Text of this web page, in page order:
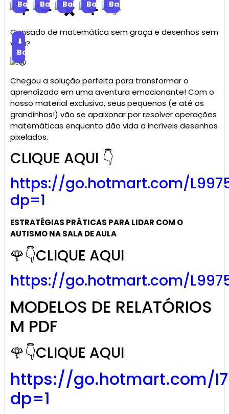
BaixarBaixarBaixarBaixarBaixar
Cansado de matemática sem graça e desenhos sem
vida?
⬇
Baixar
Chegou a solução perfeita para transformar o
aprendizado em uma aventura emocionante! Com o
nosso material exclusivo, seus pequenos (e até os
grandinhos!) vão se apaixonar por resolver operações
matemáticas enquanto dão vida a incríveis desenhos
pixelados.
CLIQUE AQUI 👇
https://go.hotmart.com/
dp=1
ESTRATÉGIAS PRÁTICAS PARA LIDAR COM O
AUTISMO NA SALA DE AULA
🌹👇CLIQUE AQUI
https://go.hotmart.com/
MODELOS DE RELATÓRIOS
M PDF
🌹👇CLIQUE AQUI
https://go.hotmart.com/
dp=1